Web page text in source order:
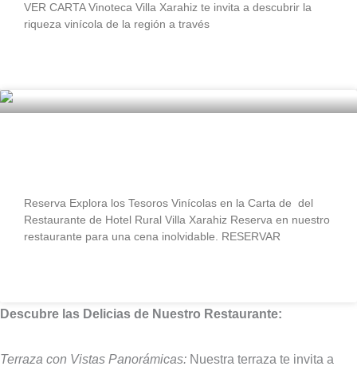
VER CARTA Vinoteca Villa Xarahiz te invita a descubrir la
riqueza vinícola de la región a través
Reserva Explora los Tesoros Vinícolas en la Carta de del
Restaurante de Hotel Rural Villa Xarahiz Reserva en nuestro
restaurante para una cena inolvidable. RESERVAR
Descubre las Delicias de Nuestro Restaurante:
Terraza con Vistas Panorámicas: Nuestra terraza te invita a